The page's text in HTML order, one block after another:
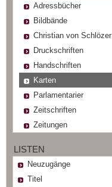
Adressbücher
Bildbände
Christian von Schlözer
Druckschriften
Handschriften
Karten
Parlamentarier
Zeitschriften
Zeitungen
LISTEN
Neuzugänge
Titel